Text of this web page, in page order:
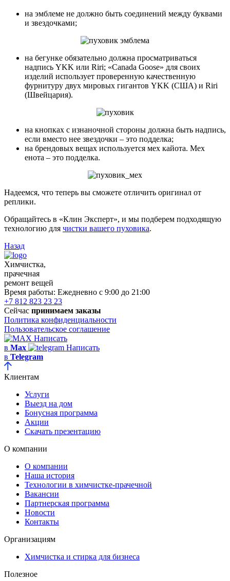
на эмблеме не должно быть соединений между буквами
и звездочками;
на бегунке обязательно должна просматриваться
надпись YKK или Riri; «Canada Goose» для своих
изделий использует проверенную качественную
фурнитуру двух мировых гигантов YKK (США) и Riri
(Швейцария).
на кнопках с изнаночной стороны должна быть надпись,
если вместо нее звездочки – это подделка;
на брендовых вещах используется мех кайота. Мех
енота – это подделка.
Надеемся, что теперь вы сможете отличить оригинал от
реплики.
Обращайтесь в «Клин Эксперт», и мы подберем подходящую
технологию для чистки вашего пуховика.
Назад
Химчистка,
прачечная
ремонт вещей
Время работы: Ежедневно с 9:00 до 21:00
+7 812 823 23 23
Сейчас принимаем заказы
Политика конфиденциальности
Пользовательское соглашение
Написать
в Max
Написать
в Telegram
Клиентам
Услуги
Выезд на дом
Бонусная программа
Акции
Скачать презентацию
О компании
О компании
Наша история
Технологии в химчистке-прачечной
Вакансии
Партнерская программа
Новости
Контакты
Организациям
Химчистка и стирка для бизнеса
Полезное